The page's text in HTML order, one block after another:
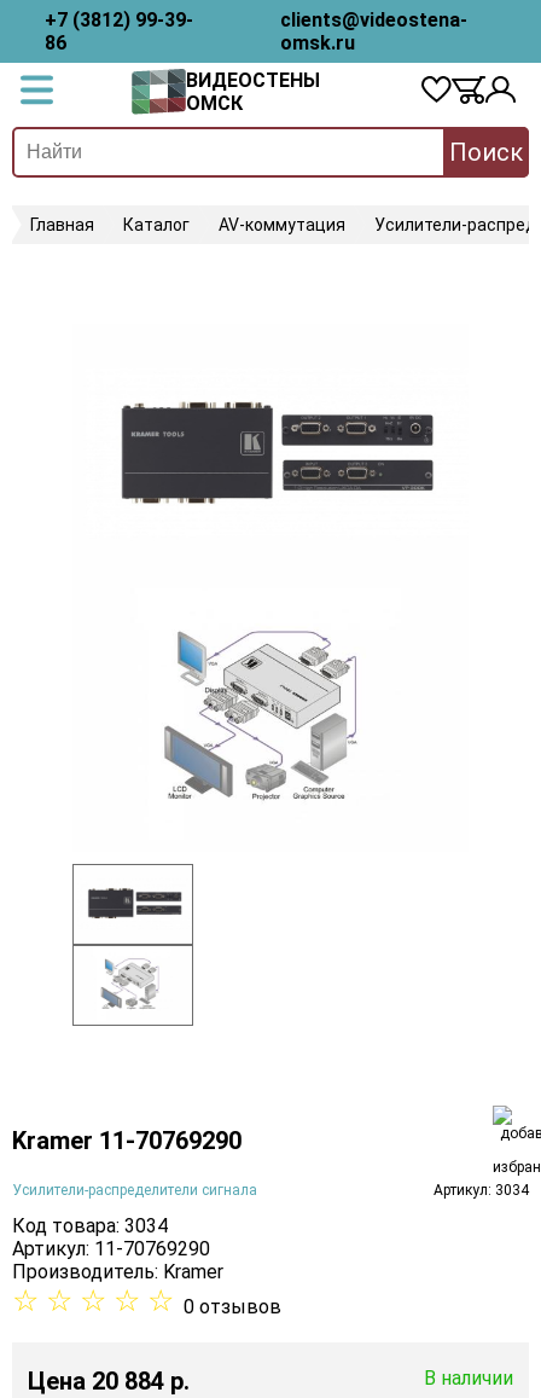
+7 (3812) 99-39-
86
clients@videostena-
omsk.ru
ВИДЕОСТЕНЫ
ОМСК
Поиск
Главная Каталог AV-коммутация Усилители-
Kramer 11-70769290
Усилители-распределители сигнала Артикул: 3034
Код товара: 3034
Артикул: 11-70769290
Производитель: Kramer
☆ ☆ ☆ ☆ ☆ 0 отзывов
Цена 20 884 p. В наличии